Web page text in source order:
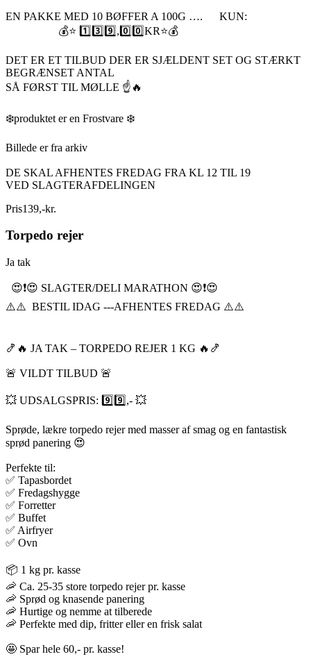
EN PAKKE MED 10 BØFFER A 100G …. KUN:
💰⭐️ 1️⃣3️⃣9️⃣,0️⃣0️⃣KR⭐️💰
DET ER ET TILBUD DER ER SJÆLDENT SET OG STÆRKT
BEGRÆNSET ANTAL
SÅ FØRST TIL MØLLE ☝️🔥
❄️produktet er en Frostvare ❄️
Billede er fra arkiv
DE SKAL AFHENTES FREDAG FRA KL 12 TIL 19
VED SLAGTERAFDELINGEN
Pris139,-kr.
Torpedo rejer
Ja tak
😍❗️😍 SLAGTER/DELI MARATHON 😍❗️😍
⚠️⚠️ BESTIL IDAG ---AFHENTES FREDAG ⚠️⚠️
🍤🔥 JA TAK – TORPEDO REJER 1 KG 🔥🍤
🚨 VILDT TILBUD 🚨
💥 UDSALGSPRIS: 9️⃣9️⃣,- 💥
Sprøde, lækre torpedo rejer med masser af smag og en fantastisk
sprød panering 😍
Perfekte til:
✅ Tapasbordet
✅ Fredagshygge
✅ Forretter
✅ Buffet
✅ Airfryer
✅ Ovn
📦 1 kg pr. kasse
🦐 Ca. 25-35 store torpedo rejer pr. kasse
🦐 Sprød og knasende panering
🦐 Hurtige og nemme at tilberede
🦐 Perfekte med dip, fritter eller en frisk salat
🤩 Spar hele 60,- pr. kasse!